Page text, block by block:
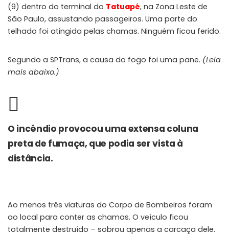
(9) dentro do terminal do Tatuapé, na Zona Leste de
São Paulo, assustando passageiros. Uma parte do
telhado foi atingida pelas chamas. Ninguém ficou ferido.
Segundo a SPTrans, a causa do fogo foi uma pane. (Leia
mais abaixo.)
O incêndio provocou uma extensa coluna
preta de fumaça, que podia ser vista à
distância.
Ao menos três viaturas do Corpo de Bombeiros foram
ao local para conter as chamas. O veículo ficou
totalmente destruído – sobrou apenas a carcaça dele.